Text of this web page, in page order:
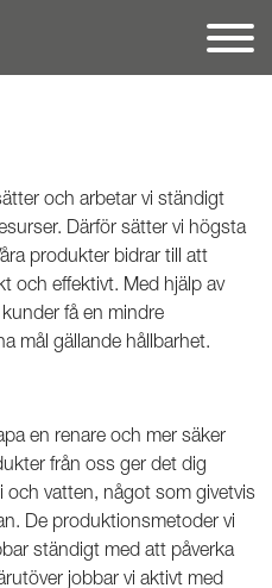
och arbetar vi ständigt
Därför sätter vi högsta
produkter bidrar till att
och effektivt. Med hjälp av
få en mindre
mål gällande hållbarhet.
en renare och mer säker
från oss ger det dig
och vatten, något som givetvis
De produktionsmetoder vi
ständigt med att påverka
jobbar vi aktivt med